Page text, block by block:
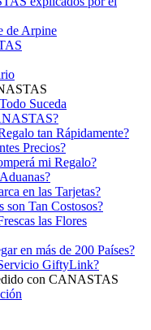
de Arpine
Suceda
tan Rápidamente?
Precios?
mi Regalo?
en las Tarjetas?
son Tan Costosos?
las Flores
en más de 200 Países?
GiftyLink?
con CANASTAS